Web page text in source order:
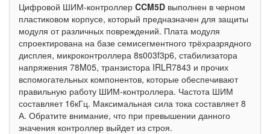
Цифровой ШИМ-контроллер CCM5D выполнен в черном
пластиковом корпусе, который предназначен для защиты
модуля от различных повреждений. Плата модуля
спроектирована на базе семисегментного трёхразрядного
дисплея, микроконтроллера 8s003f3p6, стабилизатора
напряжения 78M05, транзистора IRLR7843 и прочих
вспомогательных компонентов, которые обеспечивают
правильную работу ШИМ-контроллера. Частота ШИМ
составляет 16кГц. Максимальная сила тока составляет 8
А. Обратите внимание, что при превышении данного
значения контроллер выйдет из строя.